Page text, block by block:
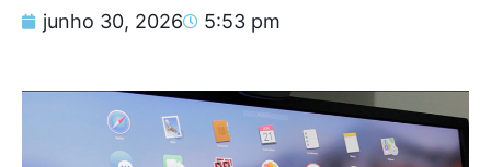
junho 30, 2026 5:53 pm